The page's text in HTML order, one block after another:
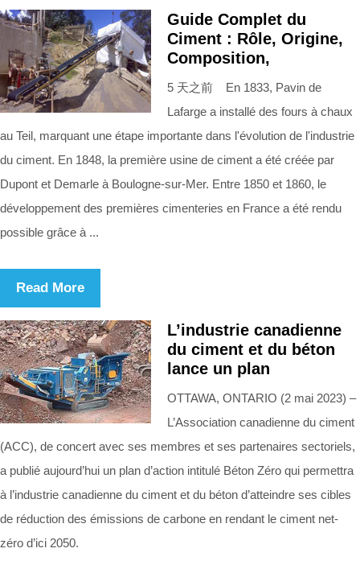
Guide Complet du
Ciment : Rôle, Origine,
Composition,
5 天之前 En 1833, Pavin de
Lafarge a installé des fours à chaux
au Teil, marquant une étape importante dans l'évolution de l'industrie
du ciment. En 1848, la première usine de ciment a été créée par
Dupont et Demarle à Boulogne-sur-Mer. Entre 1850 et 1860, le
développement des premières cimenteries en France a été rendu
possible grâce à ...
Read More
L’industrie canadienne
du ciment et du béton
lance un plan
OTTAWA, ONTARIO (2 mai 2023) –
L’Association canadienne du ciment
(ACC), de concert avec ses membres et ses partenaires sectoriels,
a publié aujourd’hui un plan d’action intitulé Béton Zéro qui permettra
à l’industrie canadienne du ciment et du béton d’atteindre ses cibles
de réduction des émissions de carbone en rendant le ciment net-
zéro d’ici 2050.